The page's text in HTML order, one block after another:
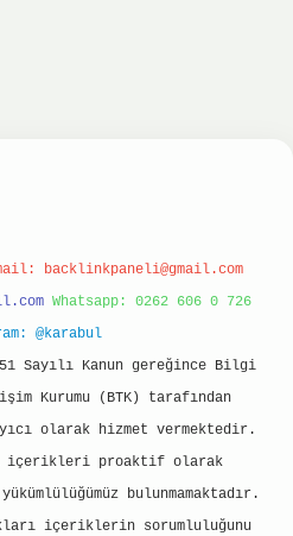
backlinkpaneli@gmail.com
Whatsapp: 0262 606 0 726
@karabul
Sayılı Kanun gereğince Bilgi
Kurumu (BTK) tarafından
olarak hizmet vermektedir.
içerikleri proaktif olarak
bulunmamaktadır.
içeriklerin sorumluluğunu